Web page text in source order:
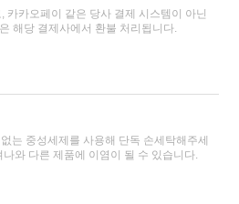
카카오페이 같은 당사 결제 시스템이 아닌
해당 결제사에서 환불 처리됩니다.
는 중성세제를 사용해 단독 손세탁해주세
나와 다른 제품에 이염이 될 수 있습니다.